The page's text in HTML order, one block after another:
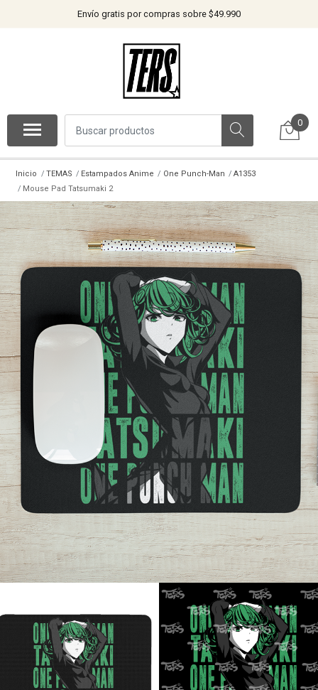
Envío gratis por compras sobre $49.990
0
Inicio TEMAS Estampados Anime One Punch-Man
A1353
Mouse Pad Tatsumaki 2